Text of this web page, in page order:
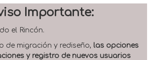
Importante:
el Rincón.
de migración y rediseño, las opciones
y registro de nuevos usuarios